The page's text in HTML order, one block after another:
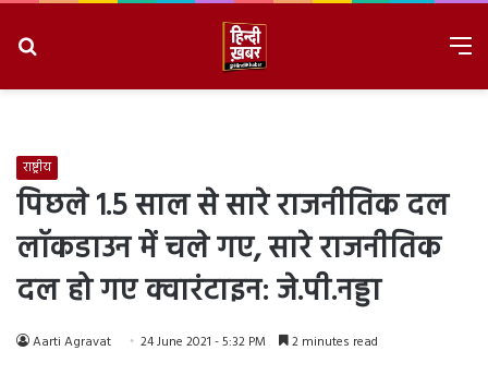
राष्ट्रीय
पिछले 1.5 साल से सारे राजनीतिक दल
लॉकडाउन में चले गए, सारे राजनीतिक
दल हो गए क्वारंटाइन: जे.पी.नड्डा
Aarti Agravat 24 June 2021 - 5:32 PM 2 minutes read